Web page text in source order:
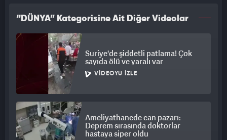
“DÜNYA” Kategorisine Ait Diğer Videolar
Suriye'de şiddetli patlama! Çok
sayıda ölü ve yaralı var
VIDEOYU İZLE
Ameliyathanede can pazarı:
Deprem sırasında doktorlar
hastaya siper oldu